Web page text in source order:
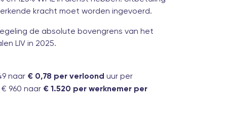
kracht moet worden ingevoerd.
de absolute bovengrens van het
LIV in 2025.
naar € 0,78 per verloond uur per
960 naar € 1.520 per werknemer per